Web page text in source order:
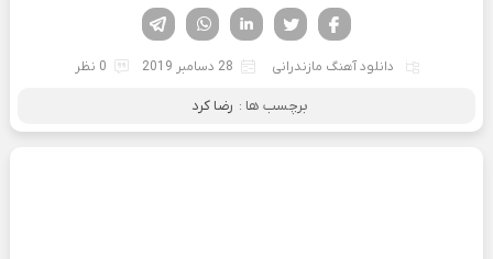
لینکدین تویتر
فیسوک
دانلود آهنگ مازندرانی 28 دسامبر 2019 0 نظر
برچسب ها : رضا کرد